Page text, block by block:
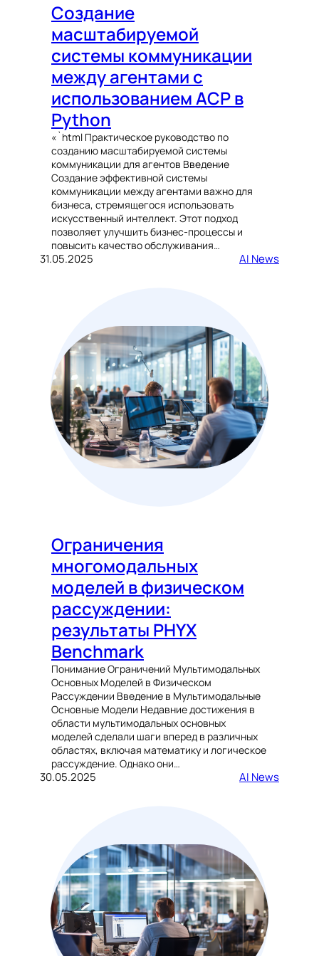
Создание
масштабируемой
системы коммуникации
между агентами с
использованием ACP в
Python
«`html Практическое руководство по
созданию масштабируемой системы
коммуникации для агентов Введение
Создание эффективной системы
коммуникации между агентами важно для
бизнеса, стремящегося использовать
искусственный интеллект. Этот подход
позволяет улучшить бизнес-процессы и
повысить качество обслуживания…
31.05.2025 AI News
Ограничения
многомодальных
моделей в физическом
рассуждении:
результаты PHYX
Benchmark
Понимание Ограничений Мультимодальных
Основных Моделей в Физическом
Рассуждении Введение в Мультимодальные
Основные Модели Недавние достижения в
области мультимодальных основных
моделей сделали шаги вперед в различных
областях, включая математику и логическое
рассуждение. Однако они…
30.05.2025 AI News